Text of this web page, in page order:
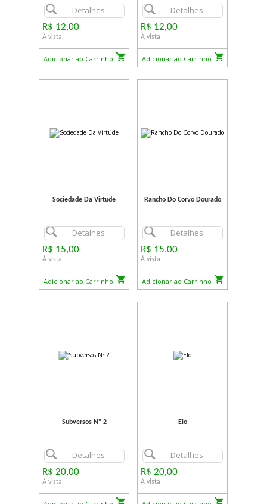
Detalhes
R$ 12,00
À vista
Adicionar ao Carrinho
Detalhes
R$ 12,00
À vista
Adicionar ao Carrinho
Sociedade Da Virtude
Detalhes
R$ 15,00
À vista
Adicionar ao Carrinho
Rancho Do Corvo Dourado
Detalhes
R$ 15,00
À vista
Adicionar ao Carrinho
Subversos Nº 2
Detalhes
R$ 20,00
À vista
Elo
Detalhes
R$ 20,00
À vista